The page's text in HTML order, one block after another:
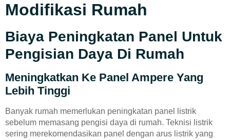
Modifikasi Rumah
Biaya Peningkatan Panel Untuk
Pengisian Daya Di Rumah
Meningkatkan Ke Panel Ampere Yang
Lebih Tinggi
Banyak rumah memerlukan peningkatan panel listrik
sebelum memasang pengisi daya di rumah. Teknisi listrik
sering merekomendasikan panel dengan arus listrik yang